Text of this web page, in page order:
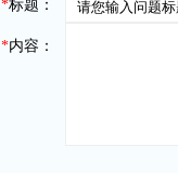
*标题：
*内容：